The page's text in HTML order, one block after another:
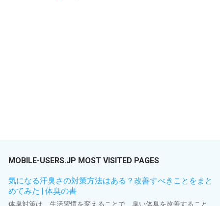
MOBILE-USERS.JP MOST VISITED PAGES
気になる汗臭さの対策方法はある？改善すべきことをまと
めてみた | 体臭の書
体臭対策は、生活習慣を変えることで、臭い体臭を改善すること